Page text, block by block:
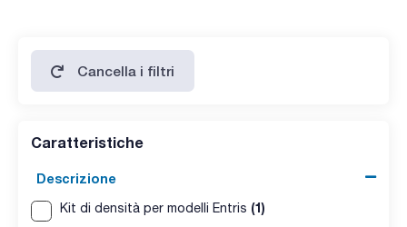
Cancella i filtri
Caratteristiche
Descrizione
Kit di densità per modelli Entris (1)